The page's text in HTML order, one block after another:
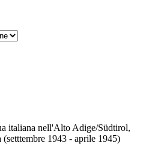
italiana nell'Alto Adige/Südtirol,
1943 - aprile 1945)